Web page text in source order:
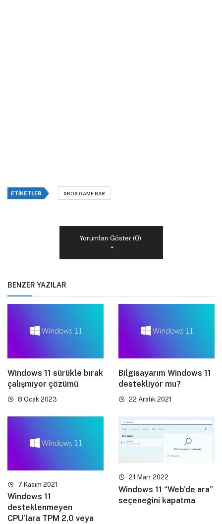
ETIKETLER XBOX GAME BAR
Yorumları Göster (0)
BENZER YAZILAR
Windows 11 sürükle bırak
çalışmıyor çözümü
8 Ocak 2023
Bilgisayarım Windows 11
destekliyor mu?
22 Aralık 2021
7 Kasım 2021
Windows 11
desteklenmeyen
CPU’lara TPM 2.0 veya
21 Mart 2022
Windows 11 “Web’de ara”
seçeneğini kapatma